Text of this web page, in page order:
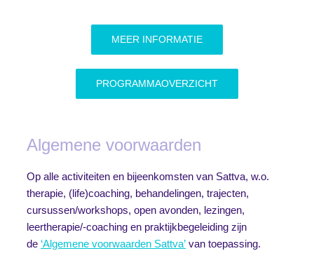
MEER INFORMATIE
PROGRAMMAOVERZICHT
Algemene voorwaarden
Op alle activiteiten en bijeenkomsten van Sattva, w.o.
therapie, (life)coaching, behandelingen, trajecten,
cursussen/workshops, open avonden, lezingen,
leertherapie/-coaching en praktijkbegeleiding zijn
de ‘Algemene voorwaarden Sattva’ van toepassing.